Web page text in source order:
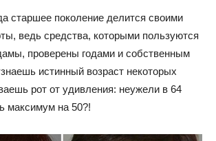
старшее поколение делится своими
ведь средства, которыми пользуются
проверены годами и собственным
истинный возраст некоторых
рот от удивления: неужели в 64
максимум на 50?!